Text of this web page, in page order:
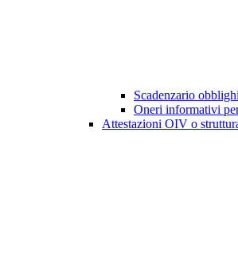
Scadenzario
Oneri informativi
Attestazioni OIV o